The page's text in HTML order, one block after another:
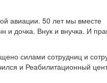
авиации. 50 лет мы вместе
и дочка. Внук и внучка. И
силами сотрудниц и
и Реабилитационный